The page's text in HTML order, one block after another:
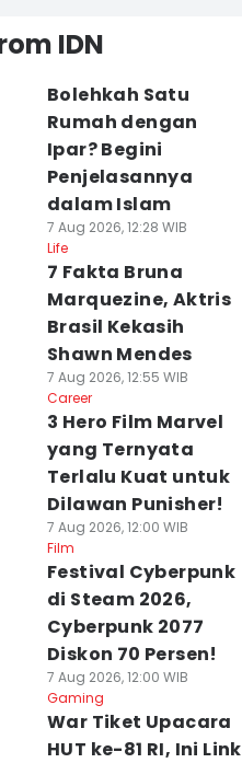
IDN
Bolehkah Satu
Rumah dengan
Ipar? Begini
Penjelasannya
dalam Islam
7 Aug 2026, 12:28 WIB
Life
7 Fakta Bruna
Marquezine, Aktris
Brasil Kekasih
Shawn Mendes
7 Aug 2026, 12:55 WIB
Career
3 Hero Film Marvel
yang Ternyata
Terlalu Kuat untuk
Dilawan Punisher!
7 Aug 2026, 12:00 WIB
Film
Festival Cyberpunk
di Steam 2026,
Cyberpunk 2077
Diskon 70 Persen!
7 Aug 2026, 12:00 WIB
Gaming
War Tiket Upacara
HUT ke-81 RI, Ini Link